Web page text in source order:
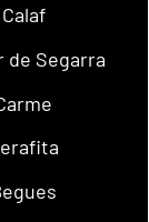
Calaf
de Segarra